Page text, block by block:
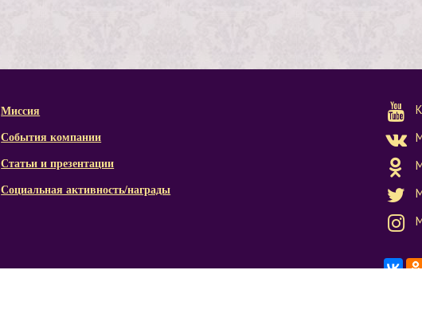
Миссия
События компании
Статьи и презентации
Социальная активность/награды